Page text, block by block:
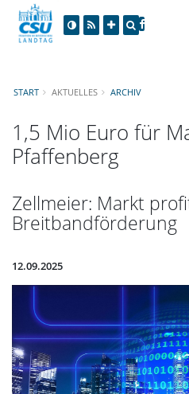
START AKTUELLES ARCHIV
1,5 Mio Euro für
Pfaffenberg
Zellmeier: Markt
Breitbandförderung
12.09.2025